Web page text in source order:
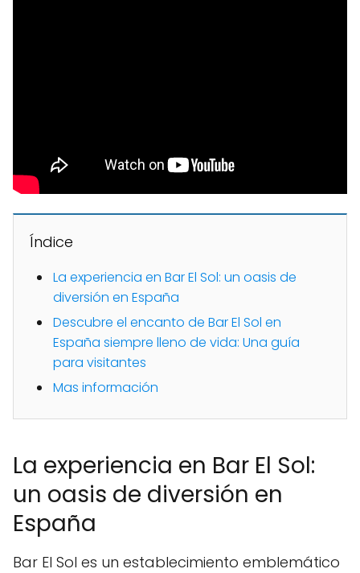
Índice
La experiencia en Bar El Sol: un oasis de
diversión en España
Descubre el encanto de Bar El Sol en
España siempre lleno de vida: Una guía
para visitantes
Mas información
La experiencia en Bar El Sol:
un oasis de diversión en
España
Bar El Sol es un establecimiento emblemático